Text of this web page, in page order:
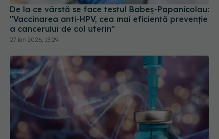
De la ce vârstă se face testul Babeş-Papanicolau:
"Vaccinarea anti-HPV, cea mai eficientă prevenţie
a cancerului de col uterin"
27 ian 2026, 13:29